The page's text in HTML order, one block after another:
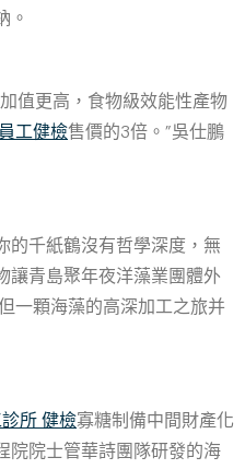
。
值更高，食物級效能性產物
工健檢售價的3倍。”吳仕鵬
的千紙鶴沒有哲學深度，無
讓青島聚年夜洋藻業團體外
一顆海藻的高深加工之旅并
所 健檢寡糖制備中間財產化
院院士管華詩團隊研發的海